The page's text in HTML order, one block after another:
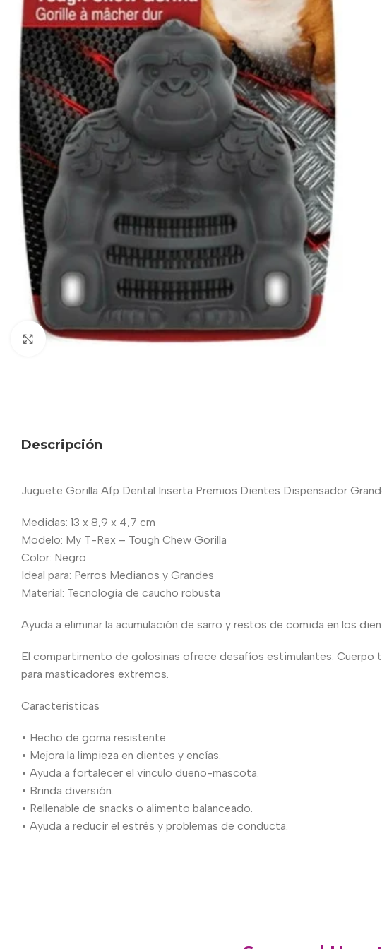
Haga clic para ampliar
Descripción
Juguete Gorilla Afp Dental Inserta Premios Dientes Dispensador
Medidas: 13 x 8,9 x 4,7 cm
Modelo: My T-Rex – Tough Chew Gorilla
Color: Negro
Ideal para: Perros Medianos y Grandes
Material: Tecnología de caucho robusta
Ayuda a eliminar la acumulación de sarro y restos de comida en los
El compartimento de golosinas ofrece desafíos estimulantes. Cuerpo
para masticadores extremos.
Características
• Hecho de goma resistente.
• Mejora la limpieza en dientes y encías.
• Ayuda a fortalecer el vínculo dueño-mascota.
• Brinda diversión.
• Rellenable de snacks o alimento balanceado.
• Ayuda a reducir el estrés y problemas de conducta.